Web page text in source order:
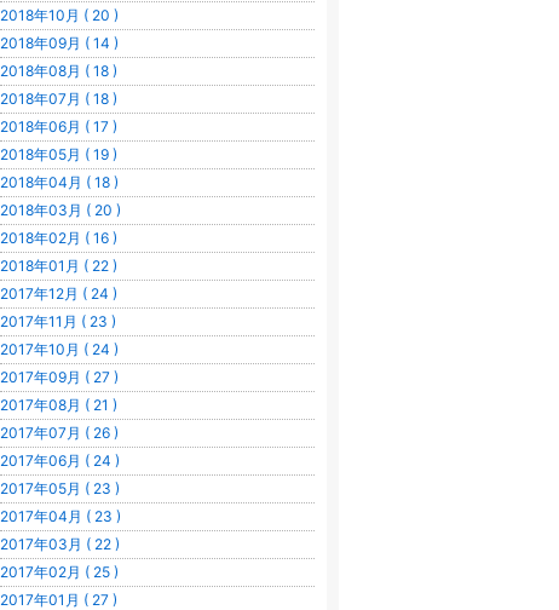
2018年10月 ( 20 )
2018年09月 ( 14 )
2018年08月 ( 18 )
2018年07月 ( 18 )
2018年06月 ( 17 )
2018年05月 ( 19 )
2018年04月 ( 18 )
2018年03月 ( 20 )
2018年02月 ( 16 )
2018年01月 ( 22 )
2017年12月 ( 24 )
2017年11月 ( 23 )
2017年10月 ( 24 )
2017年09月 ( 27 )
2017年08月 ( 21 )
2017年07月 ( 26 )
2017年06月 ( 24 )
2017年05月 ( 23 )
2017年04月 ( 23 )
2017年03月 ( 22 )
2017年02月 ( 25 )
2017年01月 ( 27 )